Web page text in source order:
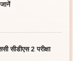
2 परीक्षा